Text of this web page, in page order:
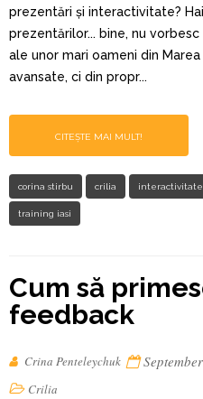
prezentări și interactivitate?
prezentărilor... bine, nu
ale unor mari oameni din
avansate, ci din propr...
CITEȘTE MAI MULT!
corina stirbu crilia interactivitate
training iasi
Cum să
feedback
Crina Penteleychuk
Crilia